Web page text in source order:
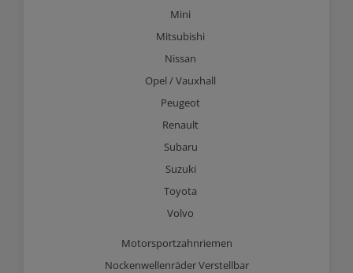
Mini
Mitsubishi
Nissan
Opel / Vauxhall
Peugeot
Renault
Subaru
Suzuki
Toyota
Volvo
Motorsportzahnriemen
Nockenwellenräder Verstellbar